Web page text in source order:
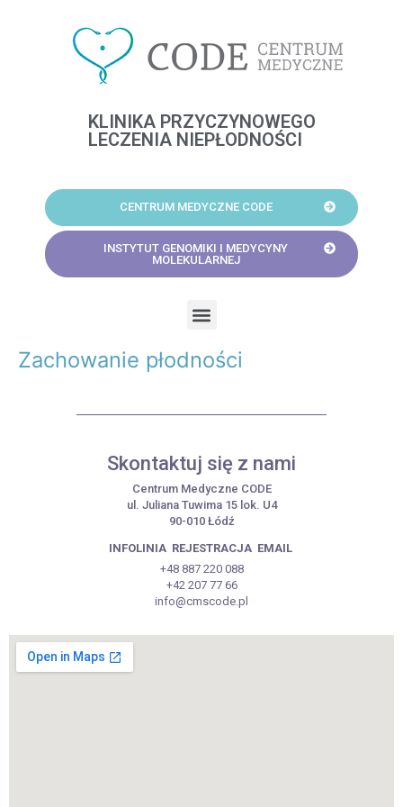
KLINIKA PRZYCZYNOWEGO
LECZENIA NIEPŁODNOŚCI
CENTRUM MEDYCZNE CODE
INSTYTUT GENOMIKI I MEDYCYNY
MOLEKULARNEJ
Zachowanie płodności
Skontaktuj się z nami
Centrum Medyczne CODE
ul. Juliana Tuwima 15 lok. U4
90-010 Łódź
INFOLINIA REJESTRACJA EMAIL
+48 887 220 088
+42 207 77 66
info@cmscode.pl